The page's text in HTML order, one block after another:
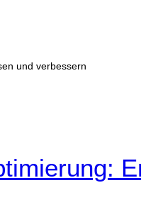
und verbessern